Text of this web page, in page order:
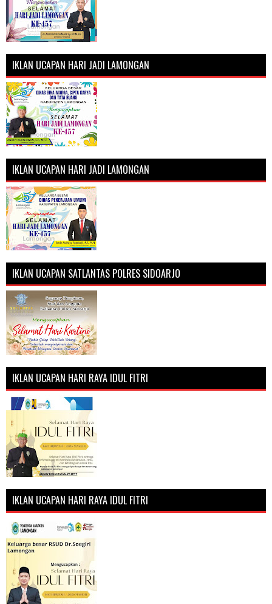
IKLAN UCAPAN HARI JADI LAMONGAN
IKLAN UCAPAN HARI JADI LAMONGAN
IKLAN UCAPAN SATLANTAS POLRES SIDOARJO
IKLAN UCAPAN HARI RAYA IDUL FITRI
IKLAN UCAPAN HARI RAYA IDUL FITRI